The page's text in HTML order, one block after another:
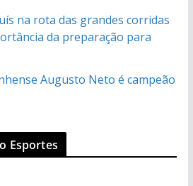
na rota das grandes corridas
da preparação para
Augusto Neto é campeão
Esportes